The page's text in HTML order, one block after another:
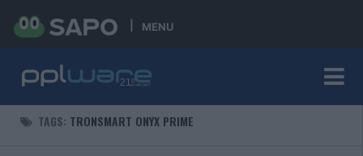
MENU
TAGS: TRONSMART ONYX PRIME